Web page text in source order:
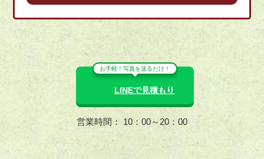
お手軽！写真を送るだけ！
LINEで見積もり
営業時間： 10：00～20：00